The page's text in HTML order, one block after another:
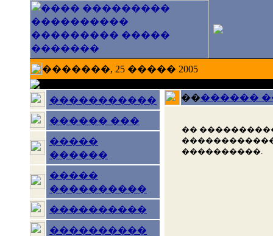
�������, 25 ����� 2005
�����������
������ ���
�����
������
�����
����������
����������
����������
��������
��
����������.